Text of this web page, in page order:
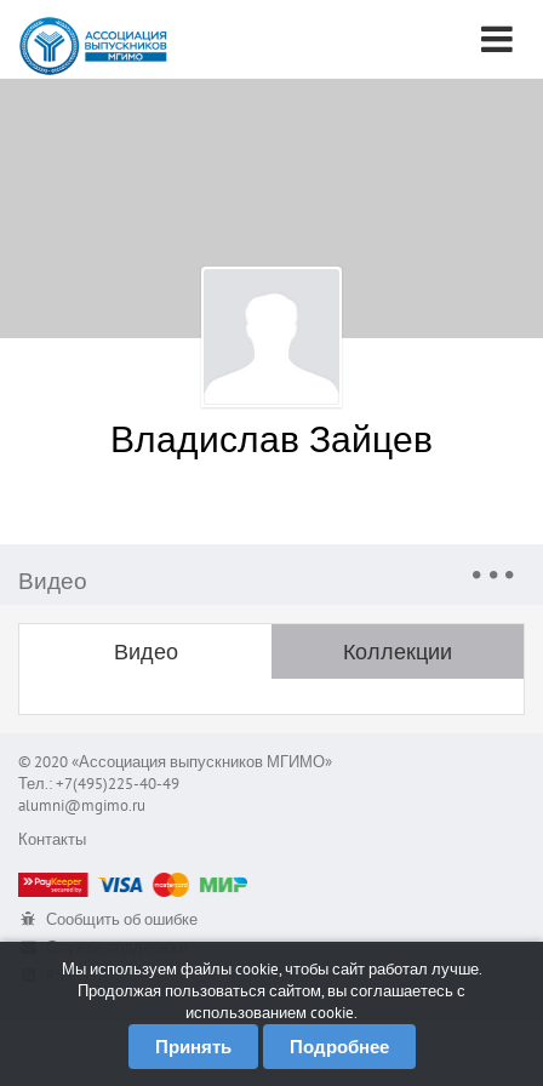
Владислав Зайцев
Видео
Видео Коллекции
© 2020 «Ассоциация выпускников МГИМО»
Тел.: +7(495)225-40-49
alumni@mgimo.ru
Контакты
Сообщить об ошибке
Служба поддержки
RSSМы используем файлы cookie, чтобы сайт работал лучше.
Продолжая пользоваться сайтом, вы соглашаетесь с
использованием cookie.
Принять Подробнее